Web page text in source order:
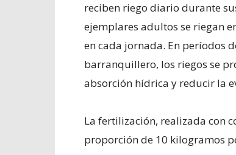
reciben riego diario durante
ejemplares adultos se riegan
en cada jornada. En períodos
barranquillero, los riegos se
absorción hídrica y reducir la
La fertilización, realizada con
proporción de 10 kilogramos